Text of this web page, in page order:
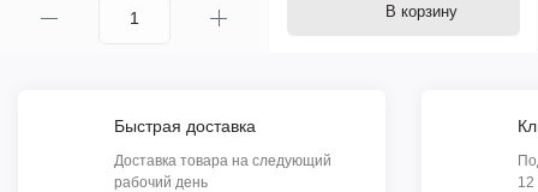
В корзину
Быстрая доставка
Доставка товара на следующий
рабочий день
12